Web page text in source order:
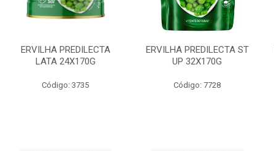
ERVILHA PREDILECTA
LATA 24X170G
Código: 3735
ERVILHA PREDILECTA ST
UP 32X170G
Código: 7728